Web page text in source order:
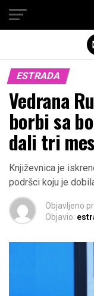
ESTRADA
Vedrana
borbi sa
dali tri
Književnica je
podršci koju je
Objavljeno
Objavio: